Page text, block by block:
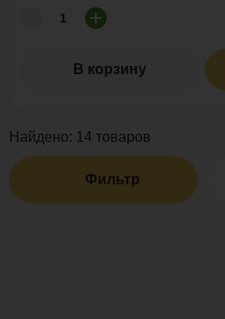
Найдено: 14 товаров
Фильтр
В корзину